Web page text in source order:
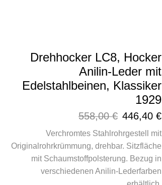
Drehhocker LC8, Hocker
Anilin-Leder mit
Edelstahlbeinen, Klassiker
1929
558,00€ 446,40 €
Verchromtes Stahlrohrgestell mit
Originalrohrkrümmung, drehbar. Sitzfläche
mit Schaumstoffpolsterung. Bezug in
verschiedenen Anilin-Lederfarben